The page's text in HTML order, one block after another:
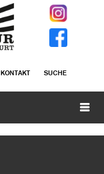
KONTAKT SUCHE